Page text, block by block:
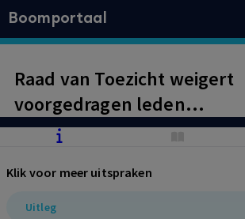
Boomportaal
Raad van Toezicht weigert
voorgedragen leden
bedrijfstakpensioenfonds
oordeelt dat voorgedragen
moeten worden benoemd.
Klik voor meer uitspraken
Uitleg